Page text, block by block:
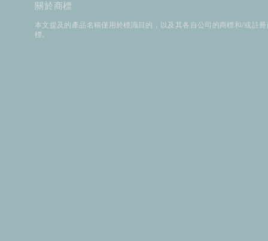
​關於商標
本文提及的產品名稱僅用於標識目的，以及其各自公司的商標和/或
標。